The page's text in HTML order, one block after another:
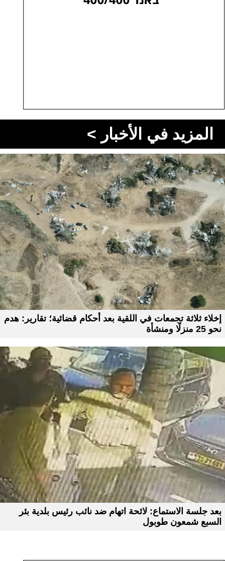
المزيد في الأخبار >
إخلاء ثلاثة تجمعات في اللقية بعد أحكام قضائية؛ تقارير: هدم
نحو 25 منزلًا ومنشأة
بعد جلسة الاستماع: لائحة اتهام ضد نائب رئيس بلدية بئر
السبع شمعون طوبول